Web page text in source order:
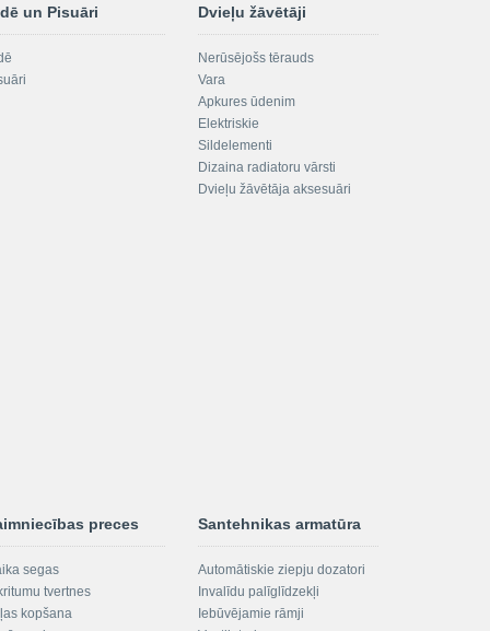
un Pisuāri Dvieļu žāvētāji
Nerūsējošs tērauds
Vara
Apkures ūdenim
Elektriskie
Sildelementi
Dizaina radiatoru vārsti
Dvieļu žāvētāja aksesuāri
preces
segas
tvertnes
kopšana
Santehnikas armatūra
Automātiskie ziepju dozatori
Invalīdu palīglīdzekļi
Iebūvējamie rāmji